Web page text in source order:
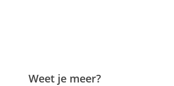
Weet je meer?